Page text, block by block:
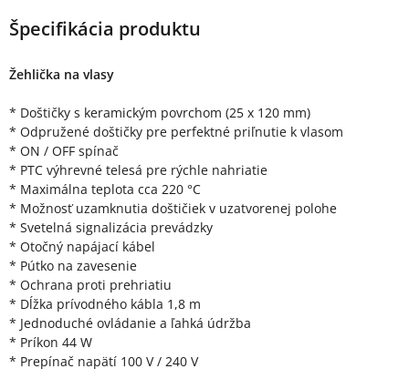
Špecifikácia produktu
Žehlička na vlasy
* Doštičky s keramickým povrchom (25 x 120 mm)
* Odpružené doštičky pre perfektné priľnutie k vlasom
* ON / OFF spínač
* PTC výhrevné telesá pre rýchle nahriatie
* Maximálna teplota cca 220 °C
* Možnosť uzamknutia doštičiek v uzatvorenej polohe
* Svetelná signalizácia prevádzky
* Otočný napájací kábel
* Pútko na zavesenie
* Ochrana proti prehriatiu
* Dĺžka prívodného kábla 1,8 m
* Jednoduché ovládanie a ľahká údržba
* Príkon 44 W
* Prepínač napätí 100 V / 240 V